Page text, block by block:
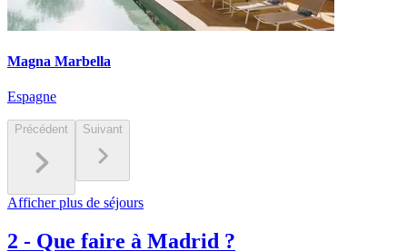
Magna Marbella
Espagne
Précédent Suivant
Afficher plus de séjours
2 - Que faire à Madrid ?